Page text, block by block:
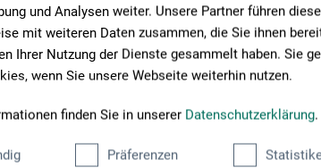
und Analysen weiter. Unsere Partner führen
mit weiteren Daten zusammen, die Sie ihnen
Ihrer Nutzung der Dienste gesammelt haben. Sie
wenn Sie unsere Webseite weiterhin nutzen.
finden Sie in unserer Datenschutzerklärung.
Präferenzen
Hersteller-